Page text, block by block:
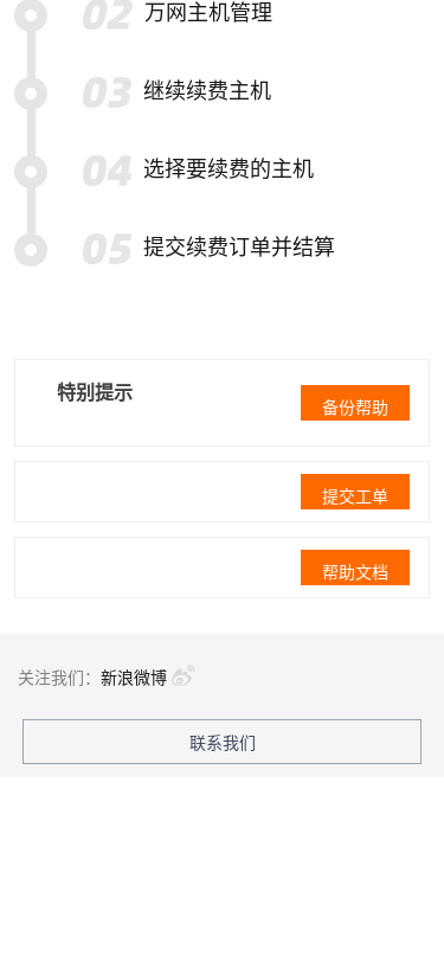
万网主机管理
继续续费主机
选择要续费的主机
提交续费订单并结算
特别提示
备份帮助
提交工单
帮助文档